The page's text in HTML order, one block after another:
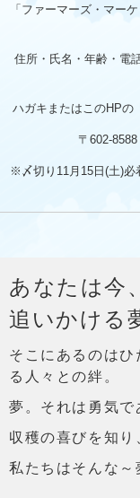
「ファーマーズ・マー
住所・氏名・年齢・電
ハガキまたはこのHPの
〒602-
※〆切り11月15日(土)
あなたは今、
追いかける
そこにあるのは
る人々との絆。
夢。それは勇気で
収穫の喜びを知り
私たちはそんな～